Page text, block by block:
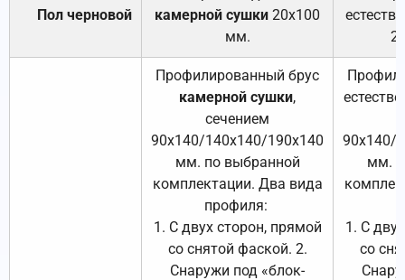
Пол черновой
камерной сушки 20х100
мм.
Профилированный брус
камерной сушки,
сечением
90х140/140х140/190х140
мм. по выбранной
комплектации. Два вида
профиля:
1. С двух сторон, прямой
со снятой фаской. 2.
Снаружи под «блок-
90х140/
мм.
1. С
со